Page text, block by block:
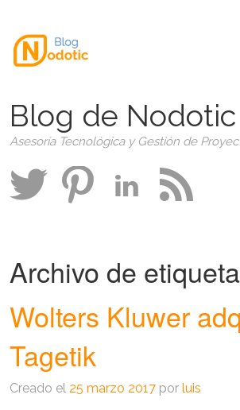
Blog de Nodotic
Asesoría Tecnológica y Gestión de
Archivo de
Wolters Kluwer
Tagetik
Creado el 25 marzo 2017por luis